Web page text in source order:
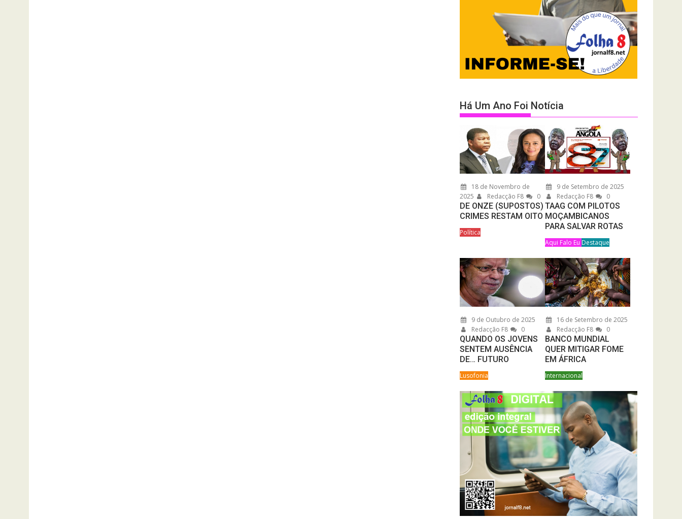
Há Um Ano Foi Notícia
18 de Novembro de
2025
Redacção F8 0
DE ONZE (SUPOSTOS)
CRIMES RESTAM OITO
Política
9 de Setembro de 2025
Redacção F8
0
TAAG COM PILOTOS
MOÇAMBICANOS
PARA SALVAR ROTAS
Aqui Falo Eu Destaque
9 de Outubro de 2025
Redacção F8
0
QUANDO OS JOVENS
SENTEM AUSÊNCIA
DE… FUTURO
Lusofonia
16 de Setembro de 2025
Redacção F8
0
BANCO MUNDIAL
QUER MITIGAR FOME
EM ÁFRICA
Internacional